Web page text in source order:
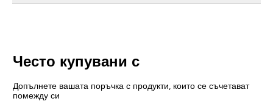
Често купувани с
Допълнете вашата поръчка с продукти, които се съчетават
помежду си